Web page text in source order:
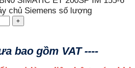
chủ Siemens số lượng
bao gồm VAT ----